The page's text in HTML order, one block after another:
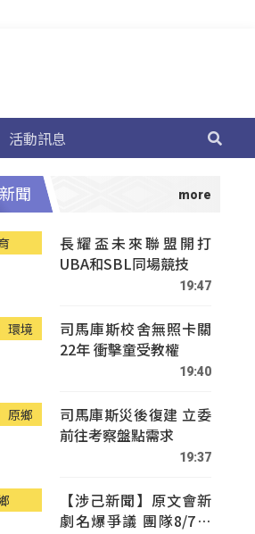
活動訊息
聞
長耀盃未來聯盟開打
UBA和SBL同場競技
19:47
環境
司馬庫斯校舍無照卡關
22年 衝擊童受教權
19:40
原鄉
司馬庫斯災後復建 立委
前往考察盤點需求
19:37
【涉己新聞】原文會新
劇名爆爭議 團隊8/7赴